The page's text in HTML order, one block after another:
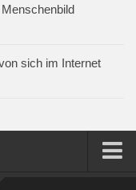
sich im Internet